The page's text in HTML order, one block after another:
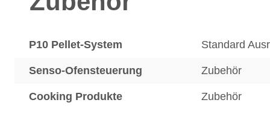
P10 Pellet-System Standard
Senso-Ofensteuerung Zubehör
Cooking Produkte Zubehör